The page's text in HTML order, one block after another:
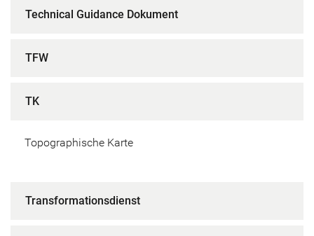
Technical Guidance Dokument
TFW
TK
Topographische Karte
Transformationsdienst